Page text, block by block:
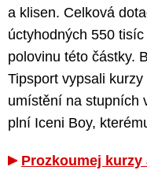
a klisen. Celková
úctyhodných 550
polovinu této částky.
Tipsport vypsali
umístění na stupních
plní Iceni Boy,
Prozkoumej